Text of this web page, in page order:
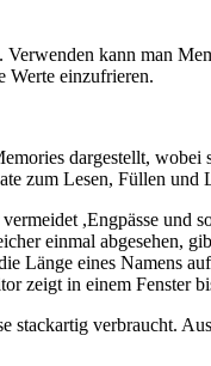
kann man
Werte einzufrieren.
dargestellt,
zum Lesen, Füllen und
,Engpässe und
einmal abgesehen,
Länge eines Namens
zeigt in einem Fenster
verbraucht.